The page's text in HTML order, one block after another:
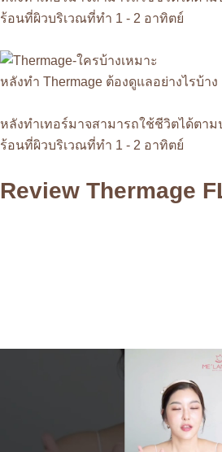
ร้อนที่ผิวบริเวณที่ทำ 1 - 2 อาทิตย์
หลังทำ Thermage ต้องดูแลอย่างไรบ้าง
หลังทำเทอร์มาจสามารถใช้ชีวิตได้ตาม
ร้อนที่ผิวบริเวณที่ทำ 1 - 2 อาทิตย์
Review Thermage